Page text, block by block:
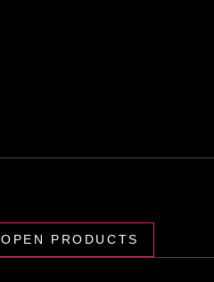
OPEN PRODUCTS